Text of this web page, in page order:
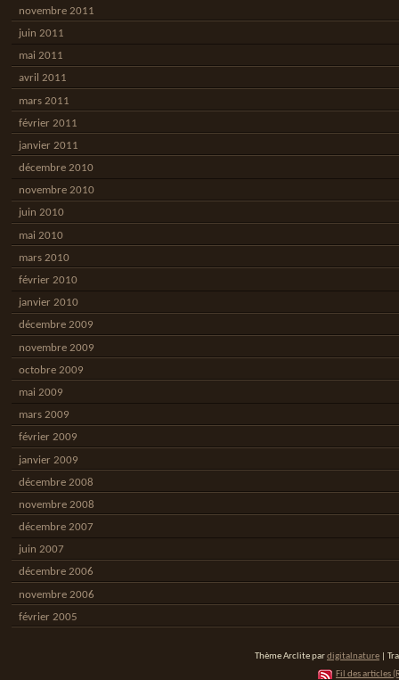
novembre 2011
juin 2011
mai 2011
avril 2011
mars 2011
février 2011
janvier 2011
décembre 2010
novembre 2010
juin 2010
mai 2010
mars 2010
février 2010
janvier 2010
décembre 2009
novembre 2009
octobre 2009
mai 2009
mars 2009
février 2009
janvier 2009
décembre 2008
novembre 2008
décembre 2007
juin 2007
décembre 2006
novembre 2006
février 2005
Thème Arclite pardigitalnature |
Fil des articles